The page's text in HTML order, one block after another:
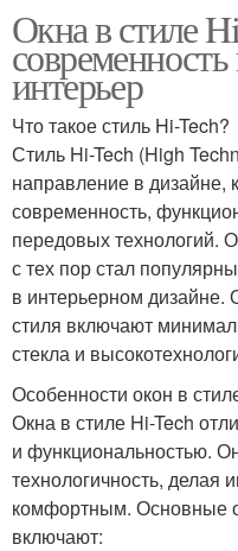
Окна в стиле
интерьер
Что такое стиль Hi-Tech?
Стиль Hi-Tech (High
направление в дизайне,
современность,
передовых технологий.
с тех пор стал
в интерьерном дизайне.
стиля включают
стекла и
Особенности окон в
Окна в стиле Hi-Tech
и функциональностью.
технологичность,
комфортным. Основные
включают: